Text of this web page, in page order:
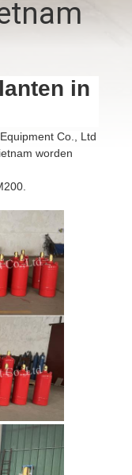
in
Co., Ltd
worden